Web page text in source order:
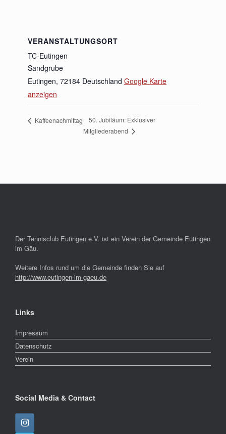
VERANSTALTUNGSORT
TC-Eutingen
Sandgrube
Eutingen, 72184 Deutschland Google Karte
anzeigen
Kaffeenachmittag
50. Jubiläum: Exklusiver
Mitgliederabend
Der Tennisclub Eutingen e.V. ist ein Verein der Gemeinde Eutingen
im Gäu.
Weitere Infos rund um die Gemeinde finden Sie auf
http://www.eutingen-im-gaeu.de
Links
Impressum
Datenschutz
Verein
Social Media & Contact